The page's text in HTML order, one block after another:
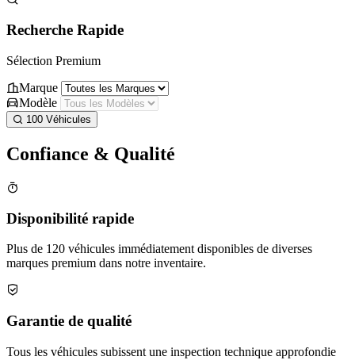
Recherche Rapide
Sélection Premium
Marque
Modèle
100 Véhicules
Confiance & Qualité
Disponibilité rapide
Plus de 120 véhicules immédiatement disponibles de diverses
marques premium dans notre inventaire.
Garantie de qualité
Tous les véhicules subissent une inspection technique approfondie